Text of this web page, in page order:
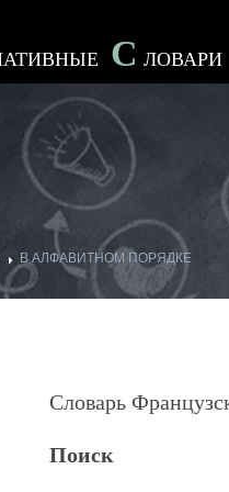
С Ловари
В АЛФАВИТНОМ ПОРЯДКЕ
Словарь
Поиск